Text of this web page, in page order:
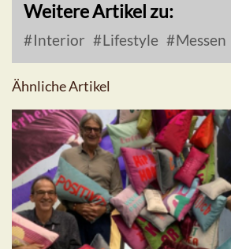
Weitere Artikel zu:
Interior Lifestyle Messen
Ähnliche Artikel